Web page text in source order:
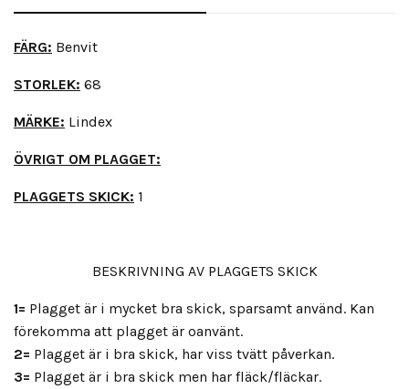
FÄRG: Benvit
STORLEK: 68
MÄRKE: Lindex
ÖVRIGT OM PLAGGET:
PLAGGETS SKICK: 1
BESKRIVNING AV PLAGGETS SKICK
1= Plagget är i mycket bra skick, sparsamt använd. Kan
förekomma att plagget är oanvänt.
2= Plagget är i bra skick, har viss tvätt påverkan.
3= Plagget är i bra skick men har fläck/fläckar.